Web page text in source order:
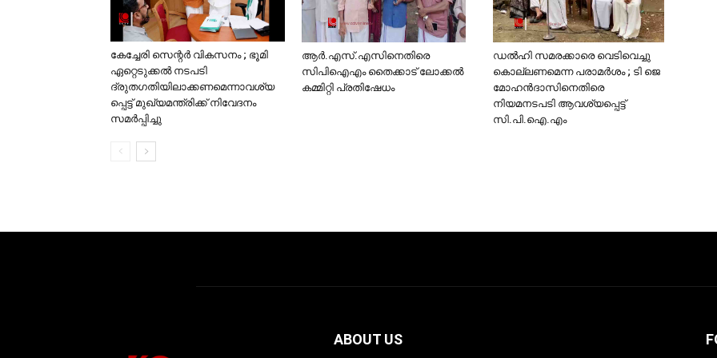
കേച്ചേരി സെന്റര്‍ വികസനം ; ഭൂമി
ഏറ്റെടുക്കല്‍ നടപടി
ദ്രുതഗതിയിലാക്കണമെന്നാവശ്യ
പ്പെട്ട് മുഖ്യമന്ത്രിക്ക് നിവേദനം
സമര്‍പ്പിച്ചു
ആര്‍.എസ്.എസിനെതിരെ
സിപിഐഎം തൈക്കാട് ലോക്കല്‍
കമ്മിറ്റി പ്രതിഷേധം
ഡല്‍ഹി സമരക്കാരെ വെടിവെച്ചു
കൊല്ലണമെന്ന പരാമര്‍ശം ; ടി ജെ
മോഹന്‍ദാസിനെതിരെ
നിയമനടപടി ആവശ്യപ്പെട്ട്
സി.പി.ഐ.എം
ABOUT US